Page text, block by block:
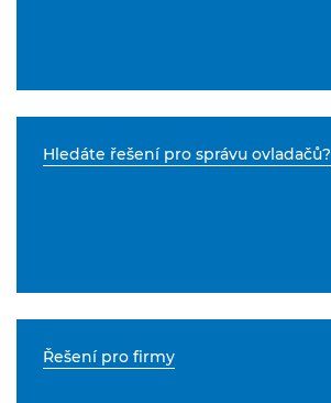
Hledáte řešení pro správu ovladačů?
Řešení pro firmy